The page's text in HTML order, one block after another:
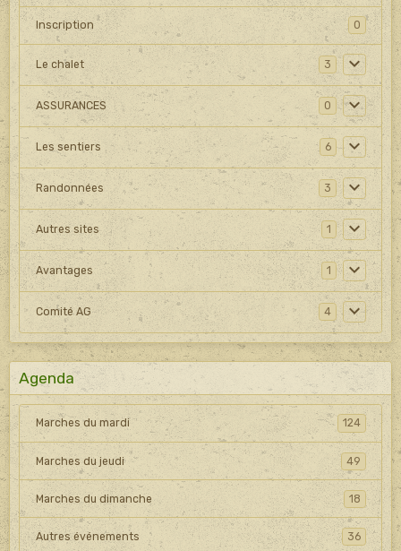
Inscription 0
Le chalet 3
ASSURANCES 0
Les sentiers 6
Randonnées 3
Autres sites 1
Avantages 1
Comité AG 4
Agenda
Marches du mardi 124
Marches du jeudi 49
Marches du dimanche 18
Autres événements 36